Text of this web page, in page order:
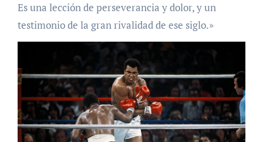
Es una lección de perseverancia y dolor, y un
testimonio de la gran rivalidad de ese siglo.»